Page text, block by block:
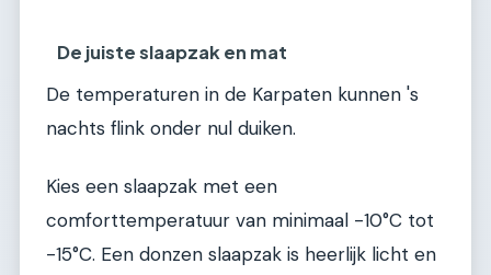
De juiste slaapzak en mat
De temperaturen in de Karpaten kunnen 's
nachts flink onder nul duiken.
Kies een slaapzak met een
comforttemperatuur van minimaal -10°C tot
-15°C. Een donzen slaapzak is heerlijk licht en